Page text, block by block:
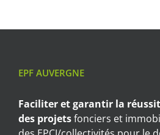
EPF AUVERGNE
Faciliter et garantir la
des projetsfonciers et